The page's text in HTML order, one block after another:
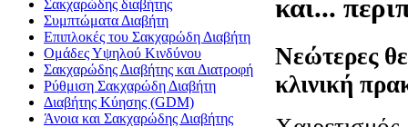
και...
Νεώτερες
κλινική
Σακχαρώδης διαβήτης
Συμπτώματα Διαβήτη
Επιπλοκές του Σακχαρώδη Διαβήτη
Oμάδες Υψηλού Κινδύνου
Σακχαρώδης Διαβήτης και Διατροφή
Ρύθμιση Σακχαρώδη Διαβήτη
Διαβήτης Κύησης (GDM)
Άνοια και Σακχαρώδης Διαβήτης